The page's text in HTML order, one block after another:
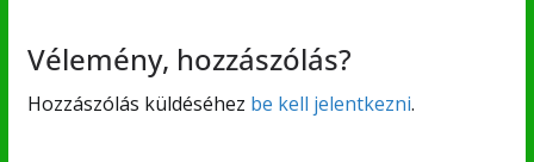
Vélemény, hozzászólás?
Hozzászólás küldéséhez be kell jelentkezni.